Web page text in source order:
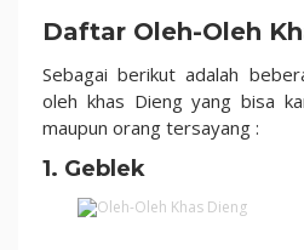
Ketinggalan
Daftar Oleh-Oleh
Sebagai berikut adalah
oleh khas Dieng yang bisa
maupun orang tersayang :
1. Geblek